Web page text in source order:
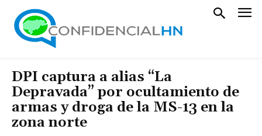
DPI captura a alias “La
Depravada” por ocultamiento de
armas y droga de la MS-13 en la
zona norte